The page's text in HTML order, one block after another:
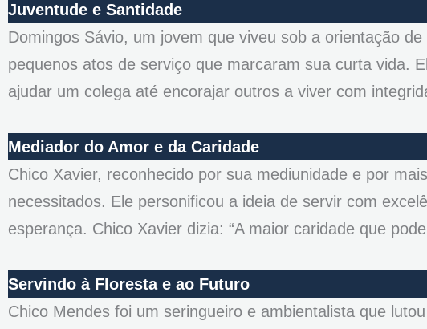
Juventude e Santidade
Domingos Sávio, um jovem que viveu sob a orientação
pequenos atos de serviço que marcaram sua curta vida.
ajudar um colega até encorajar outros a viver com
Mediador do Amor e da Caridade
Chico Xavier, reconhecido por sua mediunidade e por
necessitados. Ele personificou a ideia de servir com
esperança. Chico Xavier dizia: “A maior caridade que
Servindo à Floresta e ao Futuro
Chico Mendes foi um seringueiro e ambientalista que